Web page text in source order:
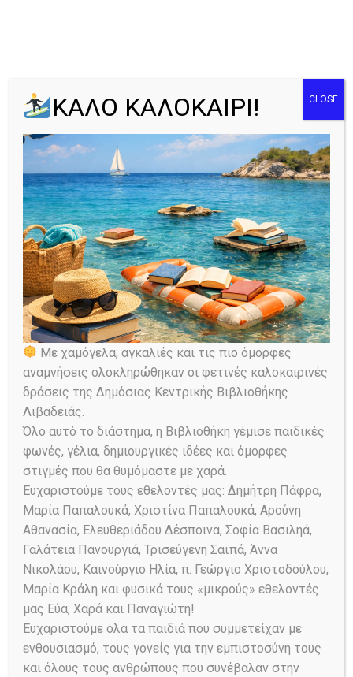
Λιλίκα Νάκου
ΛΙΛΙΚΑ ΝΑΚΟΥ | Να μη
λυγίσει ποτέ η καρδιά
μας – Ηχητική
Βιβλιοθήκη (ηχητικό
ανάγνωσμα)
Posted on 02/06/2025 160
0 Comments Share
ΛΙΛΙΚΑ ΝΑΚΟΥ | Να μη λυγίσει ποτέ η
καρδιά μας - Ηχητική…
Read More
ΚΑΛΟ ΚΑΛΟΚΑΙΡΙ!
Με χαμόγελα, αγκαλιές και τις πιο όμορφες
αναμνήσεις ολοκληρώθηκαν οι φετινές καλοκαιρινές
δράσεις της Δημόσιας Κεντρικής Βιβλιοθήκης
Λιβαδειάς.
Όλο αυτό το διάστημα, η Βιβλιοθήκη γέμισε παιδικές
φωνές, γέλια, δημιουργικές ιδέες και όμορφες
στιγμές που θα θυμόμαστε με χαρά.
Ευχαριστούμε τους εθελοντές μας: Δημήτρη Πάφρα,
Μαρία Παπαλουκά, Χριστίνα Παπαλουκά, Αρούνη
Αθανασία, Ελευθεριάδου Δέσποινα, Σοφία Βασιληά,
Γαλάτεια Πανουργιά, Τρισεύγενη Σαϊπά, Άννα
Νικολάου, Καινούργιο Ηλία, π. Γεώργιο Χριστοδούλου,
Μαρία Κράλη και φυσικά τους «μικρούς» εθελοντές
μας Εύα, Χαρά και Παναγιώτη!
Ευχαριστούμε όλα τα παιδιά που συμμετείχαν με
ενθουσιασμό, τους γονείς για την εμπιστοσύνη τους
και όλους τους ανθρώπους που συνέβαλαν στην
CLOSE